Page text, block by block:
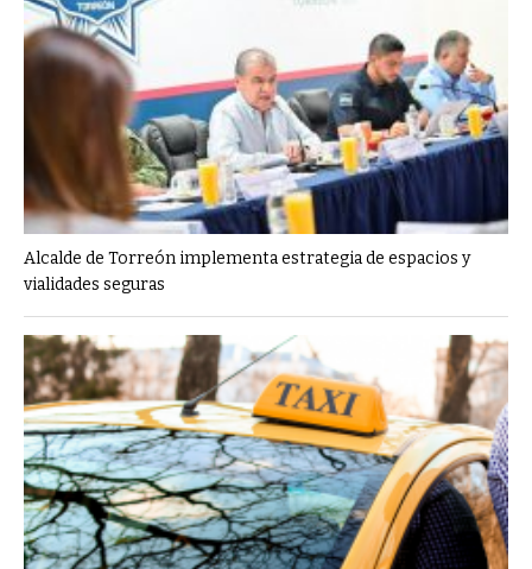
Alcalde de Torreón implementa estrategia de espacios y
vialidades seguras